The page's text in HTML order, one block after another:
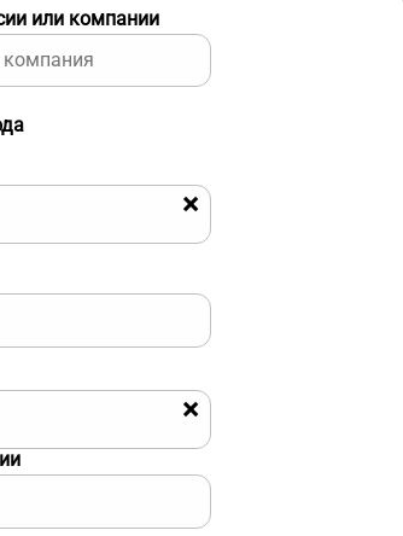
или компании
×
×